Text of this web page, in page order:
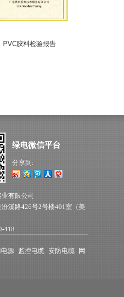
PVC胶料检验报告
绿电微信平台
分享到:
有限公司
溪路426号2号楼401室（美
418
源 监控电缆 安防电缆
网